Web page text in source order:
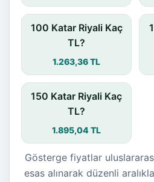
100 Katar Riyali Kaç
TL?
1.263,36 TL
150 Katar Riyali Kaç
TL?
1.895,04 TL
Gösterge fiyatlar
esas alınarak düzenli